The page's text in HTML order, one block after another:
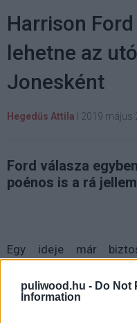
puliwood.hu - Do Not
Information
Harrison
lehetne az
Jonesként
Hegedűs Attila 2019 május
Ford válasza
poénos is a rá
Egy ideje már
ötödik epizódra, amit
rendezője, Steven